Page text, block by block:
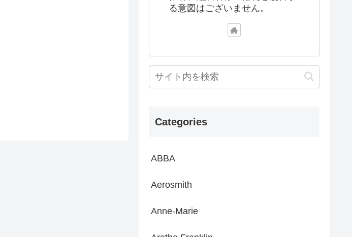
る意図はございません。
Categories
ABBA
Aerosmith
Anne-Marie